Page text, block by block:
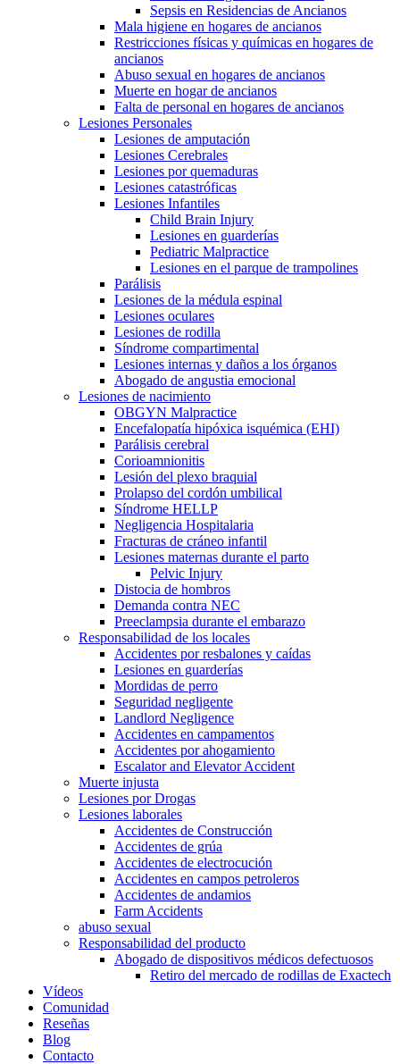
Sepsis en Residencias de Ancianos
Mala higiene en hogares de ancianos
Restricciones físicas y químicas en hogares de
ancianos
Abuso sexual en hogares de ancianos
Muerte en hogar de ancianos
Falta de personal en hogares de ancianos
Lesiones Personales
Lesiones de amputación
Lesiones Cerebrales
Lesiones por quemaduras
Lesiones catastróficas
Lesiones Infantiles
Child Brain Injury
Lesiones en guarderías
Pediatric Malpractice
Lesiones en el parque de trampolines
Parálisis
Lesiones de la médula espinal
Lesiones oculares
Lesiones de rodilla
Síndrome compartimental
Lesiones internas y daños a los órganos
Abogado de angustia emocional
Lesiones de nacimiento
OBGYN Malpractice
Encefalopatía hipóxica isquémica (EHI)
Parálisis cerebral
Corioamnionitis
Lesión del plexo braquial
Prolapso del cordón umbilical
Síndrome HELLP
Negligencia Hospitalaria
Fracturas de cráneo infantil
Lesiones maternas durante el parto
Pelvic Injury
Distocia de hombros
Demanda contra NEC
Preeclampsia durante el embarazo
Responsabilidad de los locales
Accidentes por resbalones y caídas
Lesiones en guarderías
Mordidas de perro
Seguridad negligente
Landlord Negligence
Accidentes en campamentos
Accidentes por ahogamiento
Escalator and Elevator Accident
Muerte injusta
Lesiones por Drogas
Lesiones laborales
Accidentes de Construcción
Accidentes de grúa
Accidentes de electrocución
Accidentes en campos petroleros
Accidentes de andamios
Farm Accidents
abuso sexual
Responsabilidad del producto
Abogado de dispositivos médicos defectuosos
Retiro del mercado de rodillas de Exactech
Vídeos
Comunidad
Reseñas
Blog
Contacto